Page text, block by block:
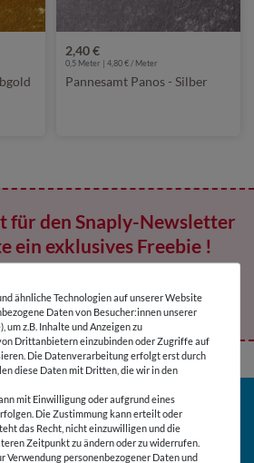
2,40 €
0,5 Meter | 4,80 € / Meter
Pannesamt Panos - Silber
für den Snaply-Newsletter
ein exklusives Freebie !
Jetzt abonnieren
ähnliche Technologien auf unserer Website
Daten von Besucher:innen unserer
um z.B. Inhalte und Anzeigen zu
Drittanbietern einzubinden oder Zugriffe auf
Die Datenverarbeitung erfolgt erst durch
diese Daten mit Dritten, die wir in den
mit Einwilligung oder aufgrund eines
Die Zustimmung kann erteilt oder
das Recht, nicht einzuwilligen und die
Zeitpunkt zu ändern oder zu widerrufen.
Verwendung personenbezogener Daten und
BELIEBT
Wunschlisten